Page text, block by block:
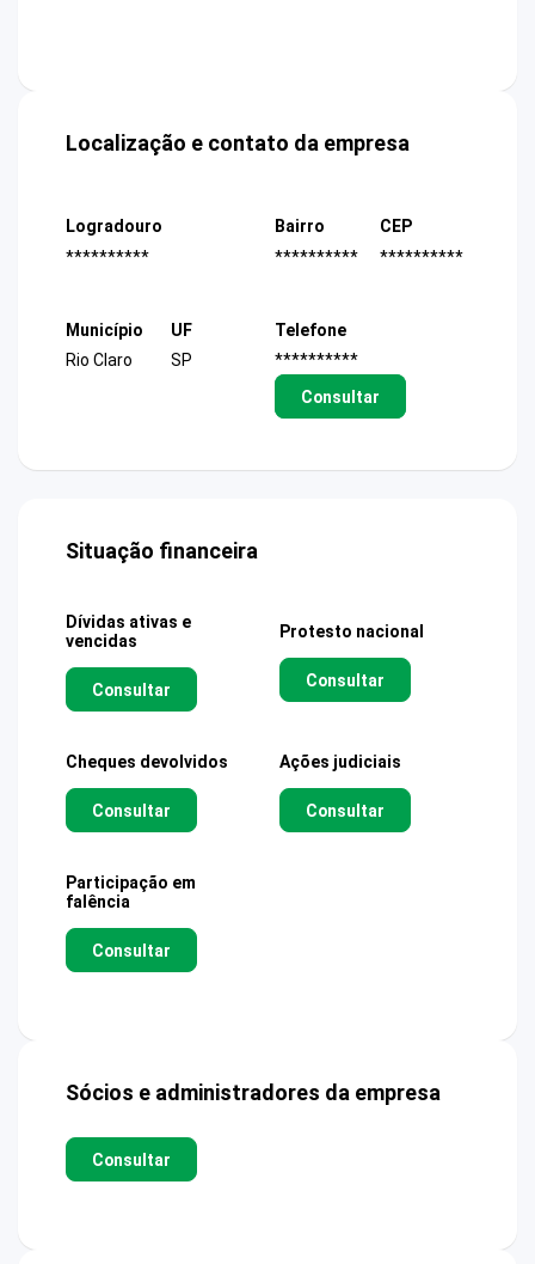
Localização e contato da empresa
Logradouro
**********
Bairro
**********
CEP
**********
Município
Rio Claro
UF
SP
Telefone
**********
Consultar
Situação financeira
Dívidas ativas e
vencidas
Consultar
Protesto nacional
Consultar
Cheques devolvidos
Consultar
Ações judiciais
Consultar
Participação em
falência
Consultar
Sócios e administradores da empresa
Consultar